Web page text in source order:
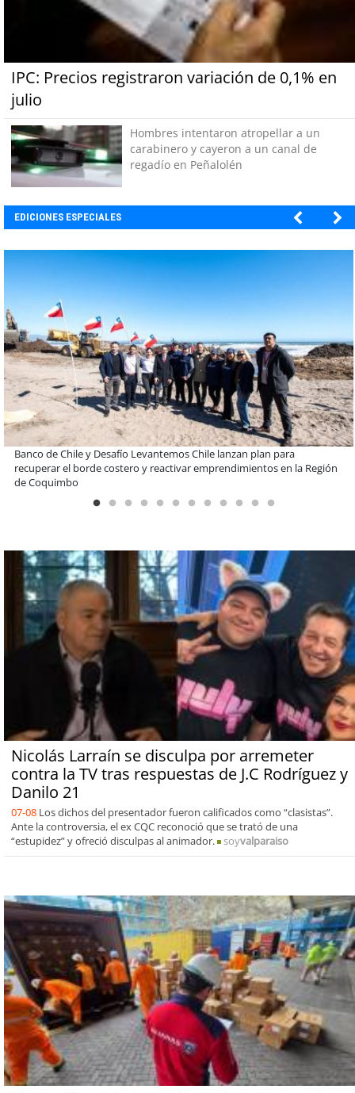
IPC: Precios registraron variación de 0,1% en
julio
Hombres intentaron atropellar a un
carabinero y cayeron a un canal de
regadío en Peñalolén
EDICIONES ESPECIALES
EBI Chile reúne a expertos para abordar desafíos de inversión e
infraestructura en gestión circular de residuos
Nicolás Larraín se disculpa por arremeter
contra la TV tras respuestas de J.C Rodríguez y
Danilo 21
07-08 Los dichos del presentador fueron calificados como “clasistas”.
Ante la controversia, el ex CQC reconoció que se trató de una
“estupidez” y ofreció disculpas al animador.
soyvalparaiso